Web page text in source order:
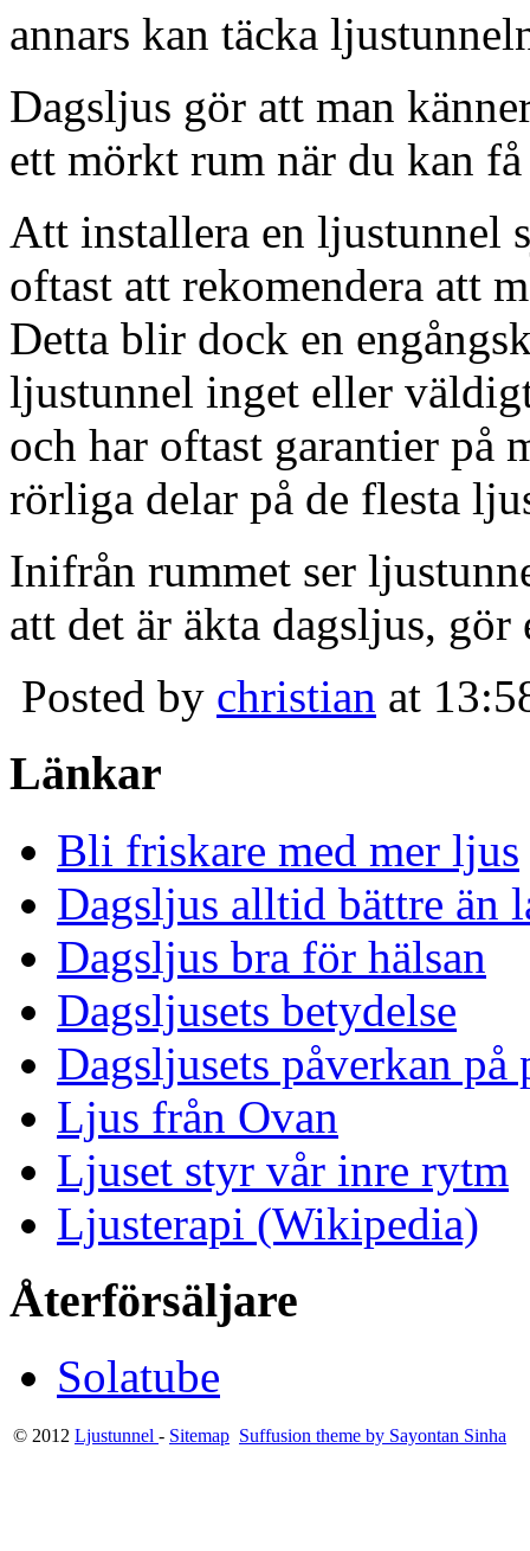
annars kan täcka
Dagsljus gör att man
ett mörkt rum när du kan
Att installera en ljustunnel
oftast att rekomendera att
Detta blir dock en
ljustunnel inget eller
och har oftast garantier på
rörliga delar på de flesta
Inifrån rummet ser
att det är äkta dagsljus,
Posted by christian at
Länkar
Bli friskare med mer ljus
Dagsljus alltid bättre än
Dagsljus bra för hälsan
Dagsljusets betydelse
Dagsljusets påverkan på
Ljus från Ovan
Ljuset styr vår inre rytm
Ljusterapi (Wikipedia)
Återförsäljare
Solatube
© 2012 Ljustunnel - Sitemap Suffusion theme by Sayontan Sinha